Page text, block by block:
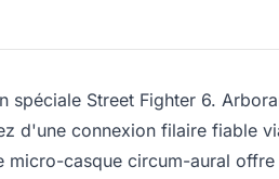
Street Fighter 6.
d'une connexion filaire fiable
casque circum-aural